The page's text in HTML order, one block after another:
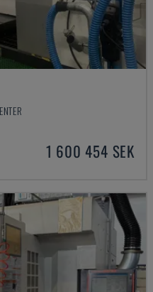
1 600 454 SEK